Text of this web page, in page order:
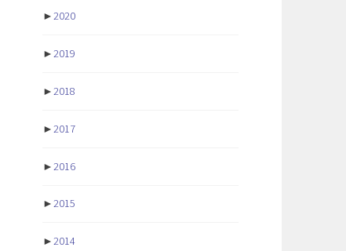
►2020
►2019
►2018
►2017
►2016
►2015
►2014